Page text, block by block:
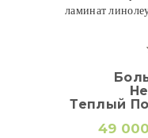
Теплый
49